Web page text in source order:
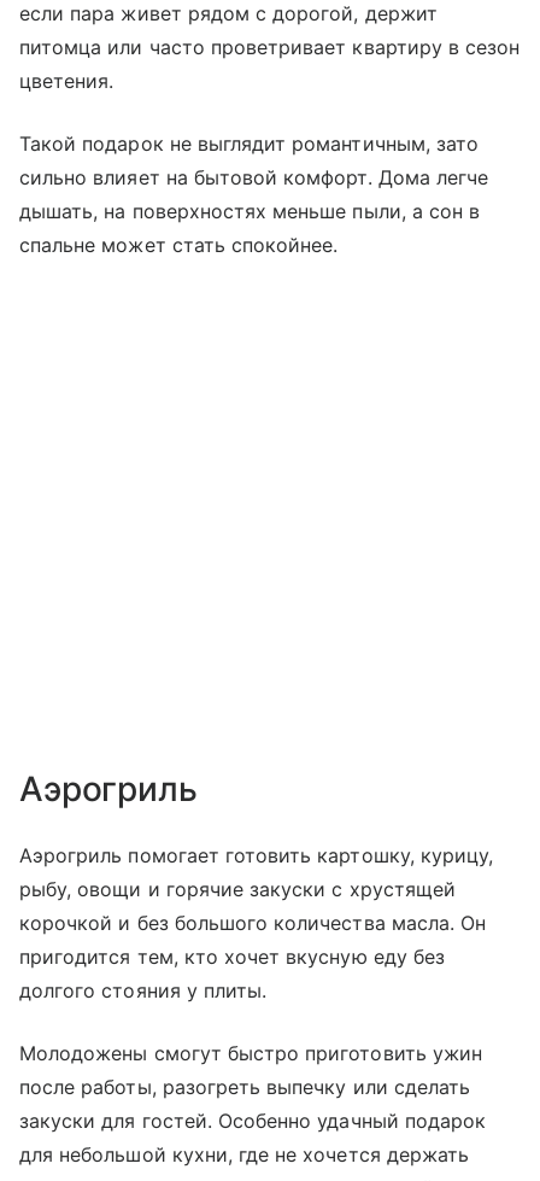
если пара живет рядом с дорогой, держит
питомца или часто проветривает квартиру в сезон
цветения.
Такой подарок не выглядит романтичным, зато
сильно влияет на бытовой комфорт. Дома легче
дышать, на поверхностях меньше пыли, а сон в
спальне может стать спокойнее.
Аэрогриль
Аэрогриль помогает готовить картошку, курицу,
рыбу, овощи и горячие закуски с хрустящей
корочкой и без большого количества масла. Он
пригодится тем, кто хочет вкусную еду без
долгого стояния у плиты.
Молодожены смогут быстро приготовить ужин
после работы, разогреть выпечку или сделать
закуски для гостей. Особенно удачный подарок
для небольшой кухни, где не хочется держать